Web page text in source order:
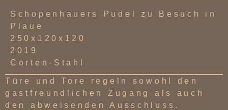
Türe und Tore regeln sowohl den
gastfreundlichen Zugang als auch
den abweisenden Ausschluss.
Schopenhauers Pudel zu Besuch in
Plaue
250x120x120
2019
Corten-Stahl